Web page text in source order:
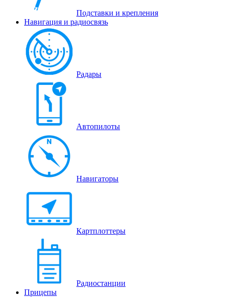
Подставки и крепления
Навигация и радиосвязь
Радары
Автопилоты
Навигаторы
Картплоттеры
Радиостанции
Прицепы